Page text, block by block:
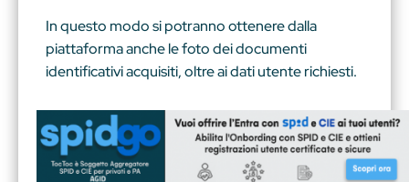
In questo modo si potranno ottenere dalla
piattaforma anche le foto dei documenti
identificativi acquisiti, oltre ai dati utente richiesti.